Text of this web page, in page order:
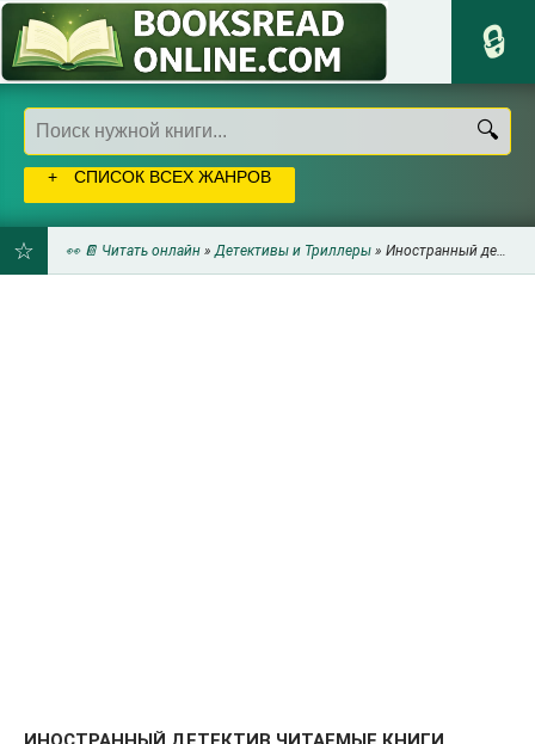
СПИСОК ВСЕХ ЖАНРОВ
👀 📔 Читать онлайн »Детективы и Триллеры » Иностранный детектив